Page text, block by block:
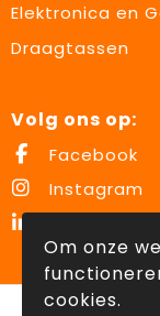
Elektronica en
Draagtassen
Volg ons op:
Facebook
Instagram
©
Om onze
cookies.